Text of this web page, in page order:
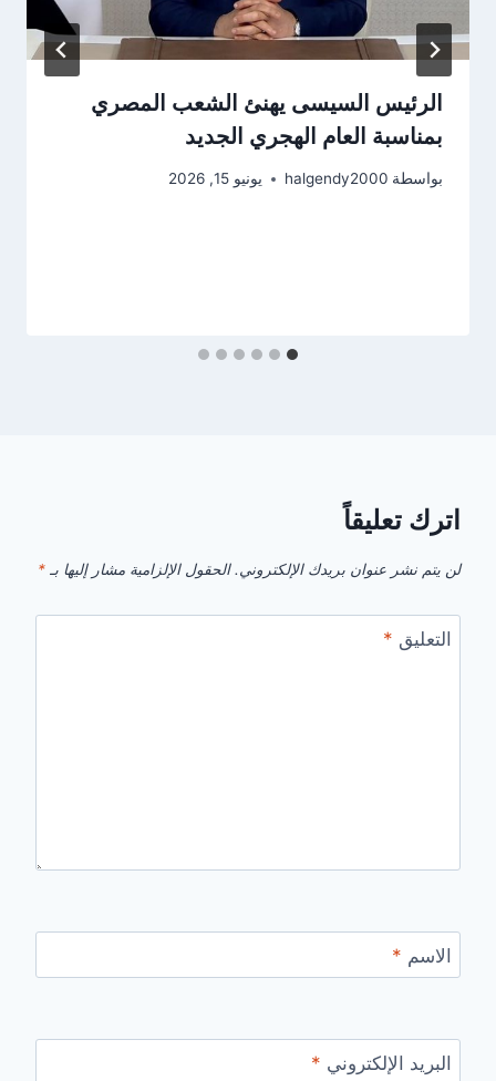
الرئيس السيسى يهنئ الشعب المصري
بمناسبة العام الهجري الجديد
بواسطة halgendy2000 يونيو 15, 2026
اترك تعليقاً
لن يتم نشر عنوان بريدك الإلكتروني. الحقول الإلزامية مشار إليها بـ *
التعليق *
الاسم *
البريد الإلكتروني *